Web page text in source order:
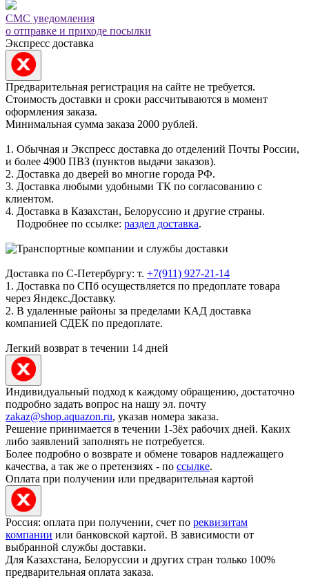
СМС уведомления
о отправке и приходе посылки
Экспресс доставка
Предварительная регистрация на сайте не требуется.
Стоимость доставки и сроки рассчитываются в момент
оформления заказа.
Минимальная сумма заказа 2000 рублей.
1. Обычная и Экспресс доставка до отделений Почты России,
и более 4900 ПВЗ (пунктов выдачи заказов).
2. Доставка до дверей во многие города РФ.
3. Доставка любыми удобными ТК по согласованию с
клиентом.
4. Доставка в Казахстан, Белоруссию и другие страны.
Подробнее по ссылке: раздел доставка.
Доставка по С-Петербургу: т. +7(911) 927-21-14
1. Доставка по СПб осуществляется по предоплате товара
через Яндекс.Доставку.
2. В удаленные районы за пределами КАД доставка
компанией СДЕК по предоплате.
Легкий возврат в течении 14 дней
Индивидуальный подход к каждому обращению, достаточно
подробно задать вопрос на нашу эл. почту
zakaz@shop.aquazon.ru, указав номера заказа.
Решение принимается в течении 1-3ёх рабочих дней. Каких
либо заявлений заполнять не потребуется.
Более подробно о возврате и обмене товаров надлежащего
качества, а так же о претензиях - по ссылке.
Оплата при получении или предварительная картой
Россия: оплата при получении, счет по реквизитам
компании или банковской картой. В зависимости от
выбранной службы доставки.
Для Казахстана, Белоруссии и других стран только 100%
предварительная оплата заказа.